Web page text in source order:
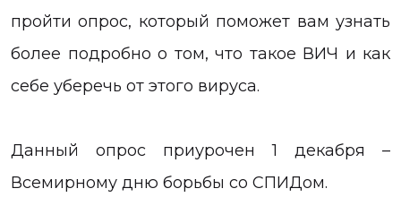
пройти опрос, который поможет вам узнать
более подробно о том, что такое ВИЧ и как
себе уберечь от этого вируса.
Данный опрос приурочен 1 декабря –
Всемирному дню борьбы со СПИДом.